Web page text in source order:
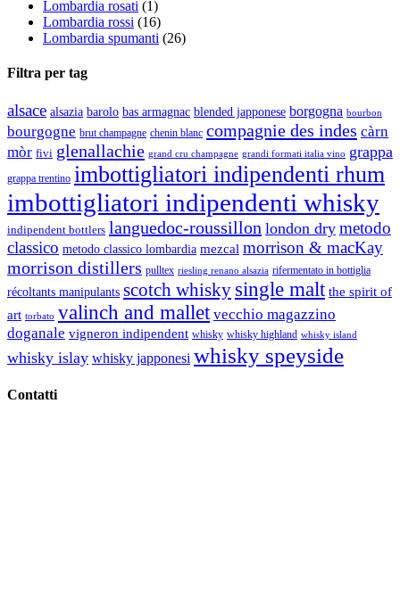
Lombardia rosati (1)
Lombardia rossi (16)
Lombardia spumanti (26)
Filtra per tag
alsace alsazia barolo bas armagnac blended japponese borgogna bourbon
bourgogne brut champagne chenin blanc compagnie des indes càrn
mòr fivi glenallachie grand cru champagne grandi formati italia vino grappa
grappa trentino imbottigliatori indipendenti rhum
imbottigliatori indipendenti whisky
indipendent bottlers languedoc-roussillon london dry metodo
classico metodo classico lombardia mezcal morrison & macKay
morrison distillers pulltex riesling renano alsazia rifermentato in bottiglia
récoltants manipulants scotch whisky single malt the spirit of
art torbato valinch and mallet vecchio magazzino
doganale vigneron indipendent whisky whisky highland whisky island
whisky islay whisky japponesi whisky speyside
Contatti